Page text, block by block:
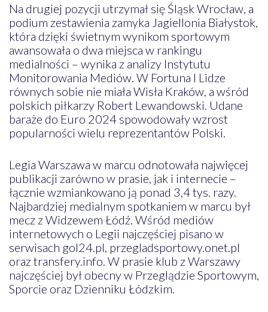
Na drugiej pozycji utrzymał się Śląsk Wrocław, a
podium zestawienia zamyka Jagiellonia Białystok,
która dzięki świetnym wynikom sportowym
awansowała o dwa miejsca w rankingu
medialności – wynika z analizy Instytutu
Monitorowania Mediów. W Fortuna I Lidze
równych sobie nie miała Wisła Kraków, a wśród
polskich piłkarzy Robert Lewandowski. Udane
baraże do Euro 2024 spowodowały wzrost
popularności wielu reprezentantów Polski.
Legia Warszawa w marcu odnotowała najwięcej
publikacji zarówno w prasie, jak i internecie –
łącznie wzmiankowano ją ponad 3,4 tys. razy.
Najbardziej medialnym spotkaniem w marcu był
mecz z Widzewem Łódź. Wśród mediów
internetowych o Legii najczęściej pisano w
serwisach gol24.pl, przegladsportowy.onet.pl
oraz transfery.info. W prasie klub z Warszawy
najczęściej był obecny w Przeglądzie Sportowym,
Sporcie oraz Dzienniku Łódzkim.